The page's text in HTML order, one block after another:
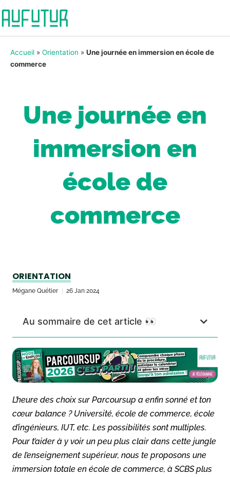
Accueil » Orientation » Une journée en immersion en école de
commerce
Une journée en
immersion en
école de
commerce
ORIENTATION
Mégane Quétier 26 Jan 2024
Au sommaire de cet article 👀
L’heure des choix sur Parcoursup a enfin sonné et ton
cœur balance ? Université, école de commerce, école
d’ingénieurs, IUT, etc. Les possibilités sont multiples.
Pour t’aider à y voir un peu plus clair dans cette jungle
de l’enseignement supérieur, nous te proposons une
immersion totale en école de commerce, à SCBS plus